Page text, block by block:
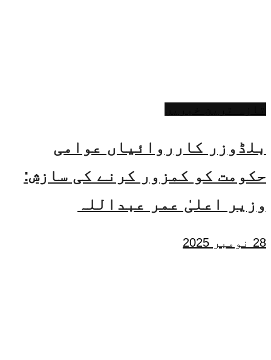
بلڈوزر کارروائیاں عوامی
حکومت کو کمزور کرنے کی سازش:
وزیر اعلیٰ عمر عبداللہ
28 نومبر 2025